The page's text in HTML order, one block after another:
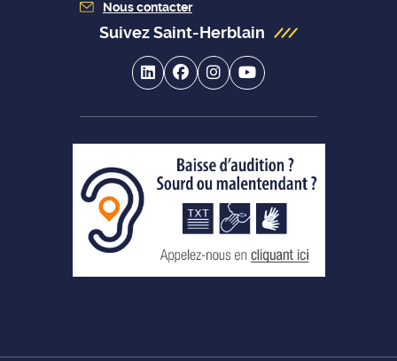
Nous contacter
Suivez Saint-Herblain